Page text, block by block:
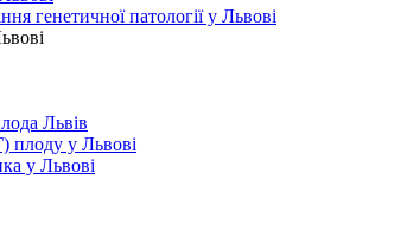
генетичної патології у Львові
Львів
плоду у Львові
у Львові